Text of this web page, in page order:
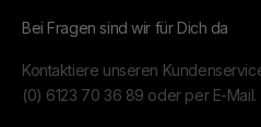
Bei Fragen sind wir für Dich da
Kontaktiere unseren
(0) 6123 70 36 89 oder per E-Mail.